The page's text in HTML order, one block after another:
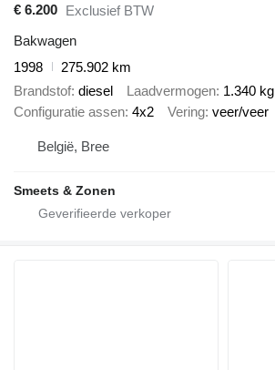
€ 6.200 Exclusief BTW
Bakwagen
1998
275.902 km
Brandstof diesel Laadvermogen 1.340 kg
Configuratie assen 4x2 Vering veer/veer
België, Bree
Smeets & Zonen